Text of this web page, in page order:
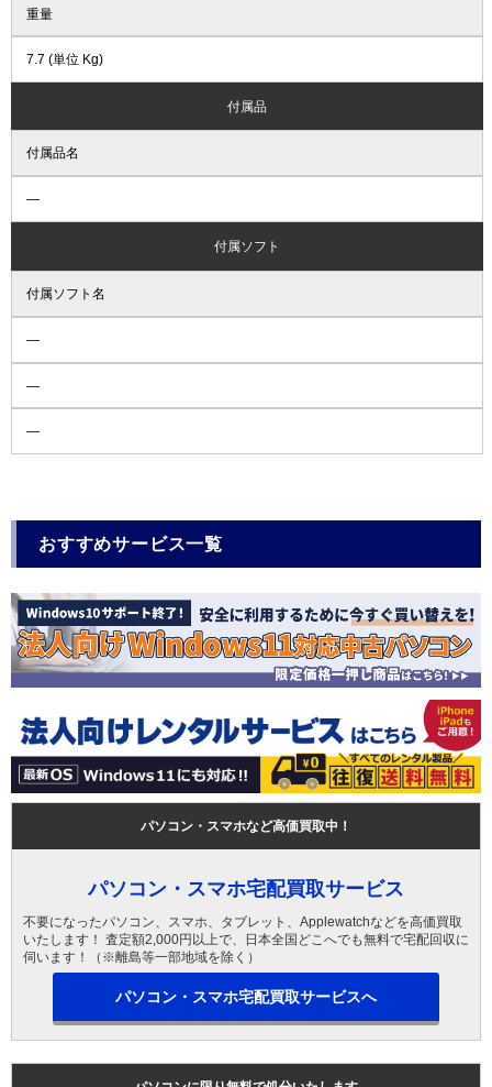
重量
7.7 (単位 Kg)
付属品
付属品名
―
付属ソフト
付属ソフト名
―
―
―
おすすめサービス一覧
パソコン・スマホなど高価買取中！
パソコン・スマホ宅配買取サービス
不要になったパソコン、スマホ、タブレット、Applewatchなどを高価買取
いたします！ 査定額2,000円以上で、日本全国どこへでも無料で宅配回収に
伺います！（※離島等一部地域を除く）
パソコン・スマホ宅配買取サービスへ